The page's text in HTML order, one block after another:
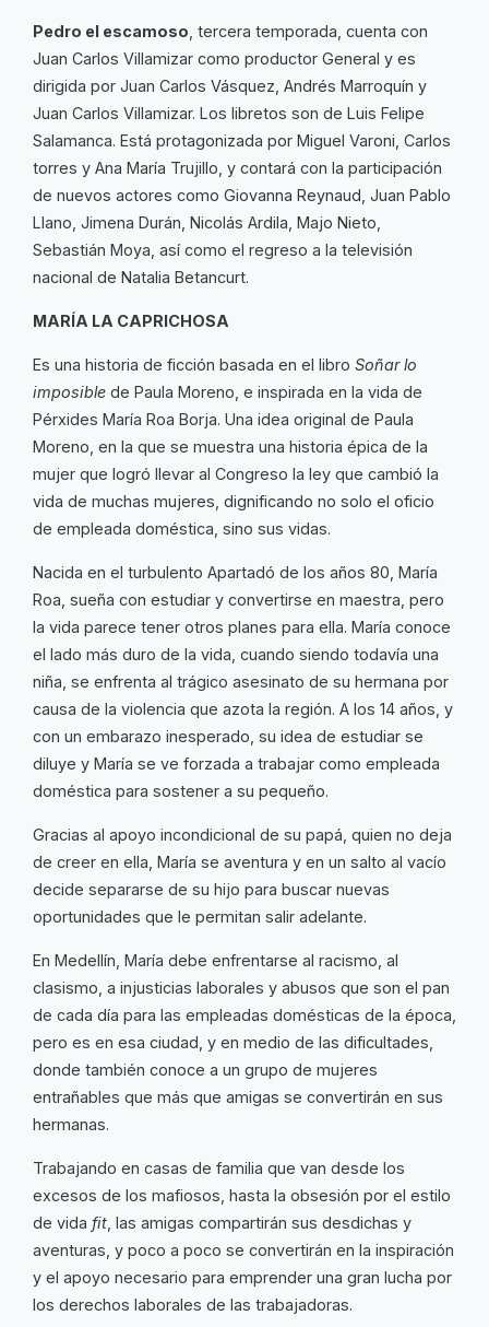
Pedro el escamoso , tercera temporada, cuenta con
Juan Carlos Villamizar como productor General y es
dirigida por Juan Carlos Vásquez, Andrés Marroquín y
Juan Carlos Villamizar. Los libretos son de Luis Felipe
Salamanca. Está protagonizada por Miguel Varoni, Carlos
torres y Ana María Trujillo, y contará con la participación
de nuevos actores como Giovanna Reynaud, Juan Pablo
Llano, Jimena Durán, Nicolás Ardila, Majo Nieto,
Sebastián Moya, así como el regreso a la televisión
nacional de Natalia Betancurt.
MARÍA LA CAPRICHOSA
Es una historia de ficción basada en el libro Soñar lo
imposible de Paula Moreno, e inspirada en la vida de
Pérxides María Roa Borja. Una idea original de Paula
Moreno, en la que se muestra una historia épica de la
mujer que logró llevar al Congreso la ley que cambió la
vida de muchas mujeres, dignificando no solo el oficio
de empleada doméstica, sino sus vidas.
Nacida en el turbulento Apartadó de los años 80, María
Roa, sueña con estudiar y convertirse en maestra, pero
la vida parece tener otros planes para ella. María conoce
el lado más duro de la vida, cuando siendo todavía una
niña, se enfrenta al trágico asesinato de su hermana por
causa de la violencia que azota la región. A los 14 años, y
con un embarazo inesperado, su idea de estudiar se
diluye y María se ve forzada a trabajar como empleada
doméstica para sostener a su pequeño.
Gracias al apoyo incondicional de su papá, quien no deja
de creer en ella, María se aventura y en un salto al vacío
decide separarse de su hijo para buscar nuevas
oportunidades que le permitan salir adelante.
En Medellín, María debe enfrentarse al racismo, al
clasismo, a injusticias laborales y abusos que son el pan
de cada día para las empleadas domésticas de la época,
pero es en esa ciudad, y en medio de las dificultades,
donde también conoce a un grupo de mujeres
entrañables que más que amigas se convertirán en sus
hermanas.
Trabajando en casas de familia que van desde los
excesos de los mafiosos, hasta la obsesión por el estilo
de vida fit , las amigas compartirán sus desdichas y
aventuras, y poco a poco se convertirán en la inspiración
y el apoyo necesario para emprender una gran lucha por
los derechos laborales de las trabajadoras.